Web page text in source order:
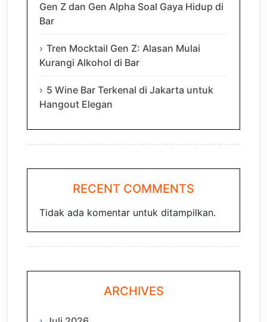
Gen Z dan Gen Alpha Soal Gaya Hidup di
Bar
Tren Mocktail Gen Z: Alasan Mulai
Kurangi Alkohol di Bar
5 Wine Bar Terkenal di Jakarta untuk
Hangout Elegan
RECENT COMMENTS
Tidak ada komentar untuk ditampilkan.
ARCHIVES